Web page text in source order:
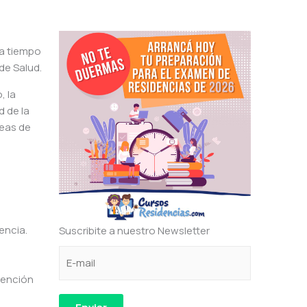
tiempo
Salud.
la
de la
de
Suscribite a nuestro Newsletter